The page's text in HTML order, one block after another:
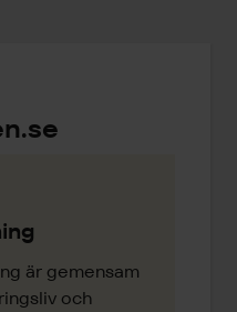
är gemensam
och